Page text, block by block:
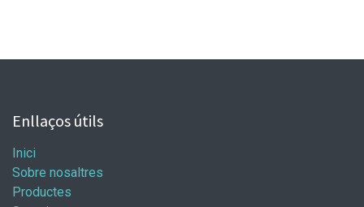
Enllaços útils
Inici
Sobre nosaltres
Productes